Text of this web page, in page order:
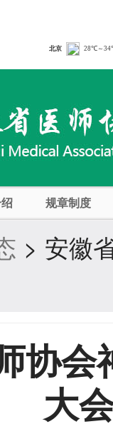
规章制度
> 安徽
协会
大